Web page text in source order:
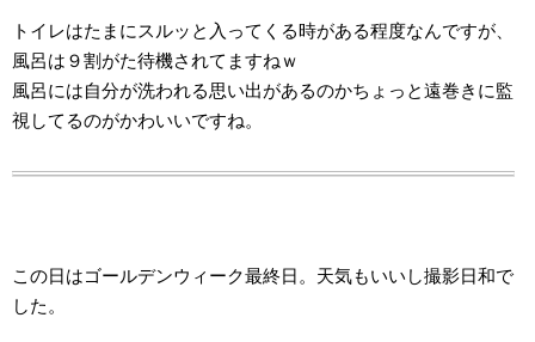
トイレはたまにスルッと入ってくる時がある程度なんですが、
風呂は９割がた待機されてますねｗ
風呂には自分が洗われる思い出があるのかちょっと遠巻きに監
視してるのがかわいいですね。
この日はゴールデンウィーク最終日。天気もいいし撮影日和で
した。